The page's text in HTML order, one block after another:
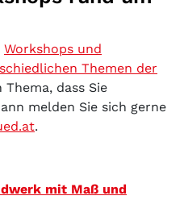
Workshops und
Themen der
Thema, dass Sie
melden Sie sich gerne
.
mit Maß und